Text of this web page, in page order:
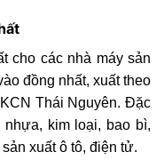
cho các nhà máy sản
đồng nhất, xuất theo
Thái Nguyên. Đặc
kim loại, bao bì,
xuất ô tô, điện tử.